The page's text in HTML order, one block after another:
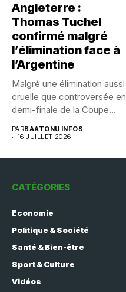
Angleterre :
Thomas Tuchel
confirmé malgré
l’élimination face à
l’Argentine
Malgré une élimination aussi
cruelle que controversée en
demi-finale de la Coupe...
PARBAATONU INFOS
16 JUILLET 2026
CATÉGORIES
Economie
Politique & Société
Santé & Bien-être
Sport & Culture
Vidéos